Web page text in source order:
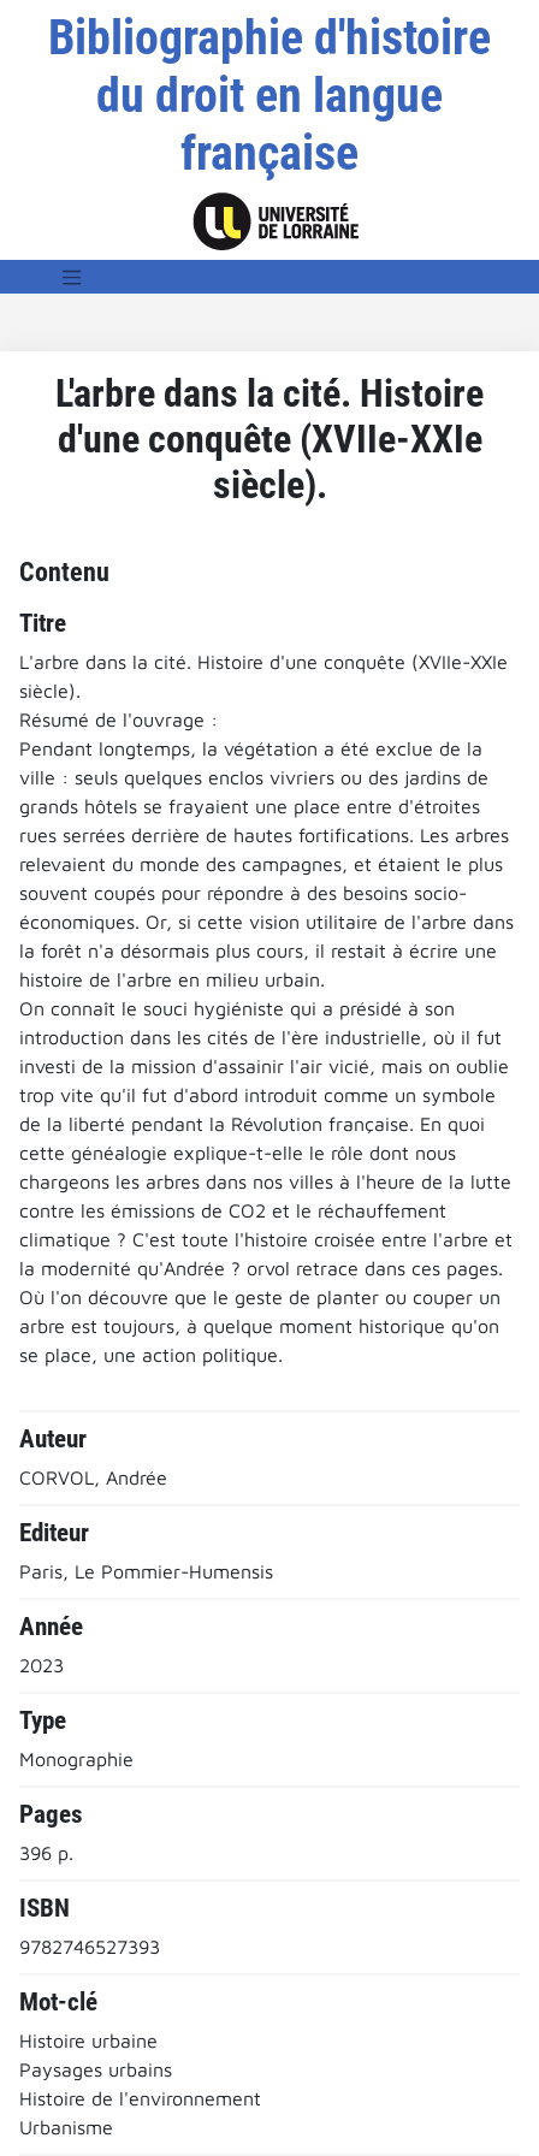
Bibliographie d'histoire
du droit en langue
française
L'arbre dans la cité. Histoire
d'une conquête (XVIIe-XXIe
siècle).
Contenu
Titre
L'arbre dans la cité. Histoire d'une conquête (XVIIe-XXIe
siècle).
Résumé de l'ouvrage :
Pendant longtemps, la végétation a été exclue de la
ville : seuls quelques enclos vivriers ou des jardins de
grands hôtels se frayaient une place entre d'étroites
rues serrées derrière de hautes fortifications. Les arbres
relevaient du monde des campagnes, et étaient le plus
souvent coupés pour répondre à des besoins socio-
économiques. Or, si cette vision utilitaire de l'arbre dans
la forêt n'a désormais plus cours, il restait à écrire une
histoire de l'arbre en milieu urbain.
On connaît le souci hygiéniste qui a présidé à son
introduction dans les cités de l'ère industrielle, où il fut
investi de la mission d'assainir l'air vicié, mais on oublie
trop vite qu'il fut d'abord introduit comme un symbole
de la liberté pendant la Révolution française. En quoi
cette généalogie explique-t-elle le rôle dont nous
chargeons les arbres dans nos villes à l'heure de la lutte
contre les émissions de CO2 et le réchauffement
climatique ? C'est toute l'histoire croisée entre l'arbre et
la modernité qu'Andrée ? orvol retrace dans ces pages.
Où l'on découvre que le geste de planter ou couper un
arbre est toujours, à quelque moment historique qu'on
se place, une action politique.
Auteur
CORVOL, Andrée
Editeur
Paris, Le Pommier-Humensis
Année
2023
Type
Monographie
Pages
396 p.
ISBN
9782746527393
Mot-clé
Histoire urbaine
Paysages urbains
Histoire de l'environnement
Urbanisme